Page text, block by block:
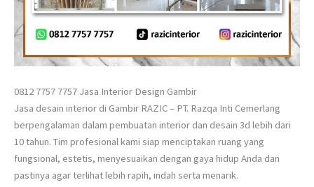
0812 7757 7757 Jasa Interior Design Gambir
Jasa desain interior di Gambir RAZIC – PT. Razqa Inti Cemerlang
berpengalaman dalam pembuatan interior dan desain 3d lebih dari
10 tahun. Tim profesional kami siap menciptakan ruang yang
fungsional, estetis, menyesuaikan dengan gaya hidup Anda dan
pastinya agar terlihat lebih rapih, indah serta menarik.